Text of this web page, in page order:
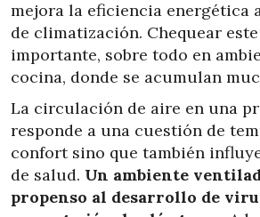
mejora la eficiencia energética
de climatización. Chequear
importante, sobre todo en
cocina, donde se acumulan
La circulación de aire en una
responde a una cuestión de
confort sino que también
de salud. Un ambiente
propenso al desarrollo de